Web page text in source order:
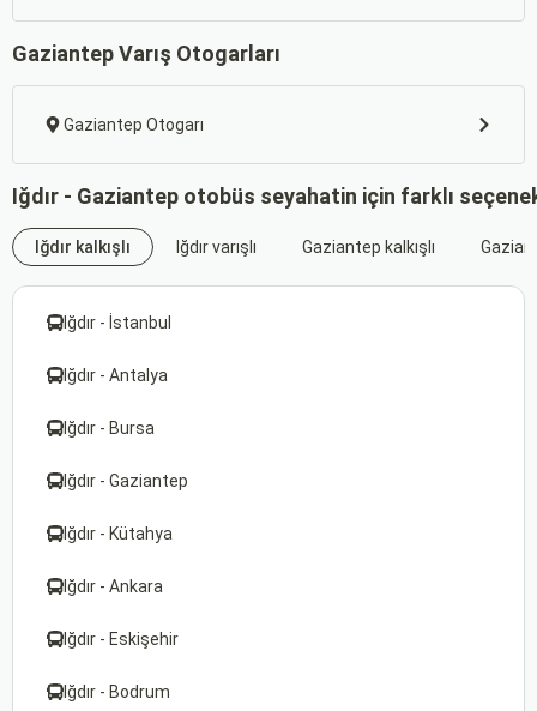
Gaziantep Varış Otogarları
Gaziantep Otogarı
Iğdır - Gaziantep otobüs seyahatin için farklı
Iğdır kalkışlı Iğdır varışlı Gaziantep kalkışlı
Iğdır - İstanbul
Iğdır - Antalya
Iğdır - Bursa
Iğdır - Gaziantep
Iğdır - Kütahya
Iğdır - Ankara
Iğdır - Eskişehir
Iğdır - Bodrum